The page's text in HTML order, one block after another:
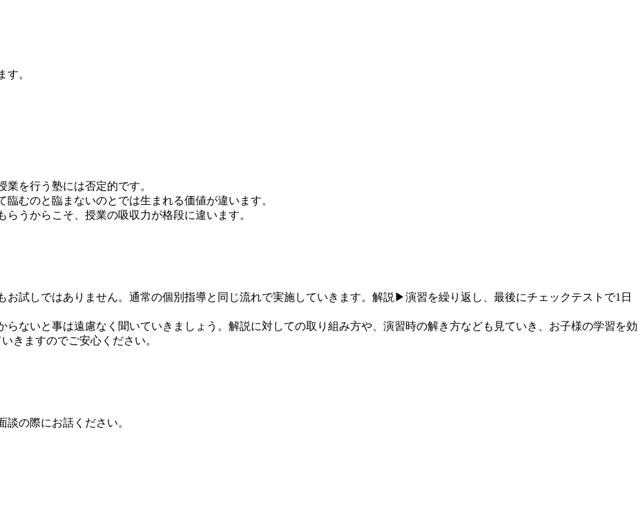
。
を行う塾には否定的です。
むのと臨まないのとでは生まれる価値が違います。
うからこそ、授業の吸収力が格段に違います。
お試しではありません。通常の個別指導と同じ流れで実施していきます。解説▶演習を繰り返し、最後にチェックテストで1日
ないと事は遠慮なく聞いていきましょう。解説に対しての取り組み方や、演習時の解き方なども見ていき、お子様の学習を効
きますのでご安心ください。
の際にお話ください。